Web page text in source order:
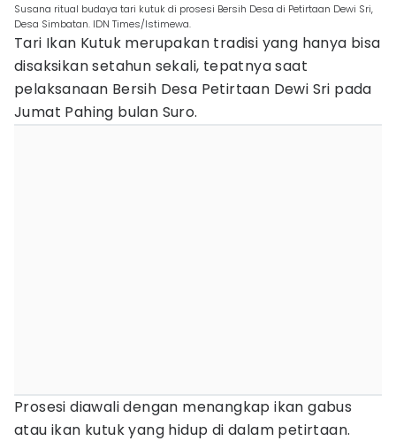
Susana ritual budaya tari kutuk di prosesi Bersih Desa di Petirtaan Dewi Sri,
Desa Simbatan. IDN Times/Istimewa.
Tari Ikan Kutuk merupakan tradisi yang hanya bisa
disaksikan setahun sekali, tepatnya saat
pelaksanaan Bersih Desa Petirtaan Dewi Sri pada
Jumat Pahing bulan Suro.
Prosesi diawali dengan menangkap ikan gabus
atau ikan kutuk yang hidup di dalam petirtaan.